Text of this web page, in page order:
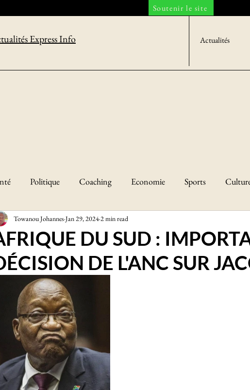
Soutenir le site
Express Info Actualités
Politique Coaching Economie Sports
technologies Société
DU SUD :
DE L'ANC SUR
Towanou Johannes Jan 29, 2024 2 min read